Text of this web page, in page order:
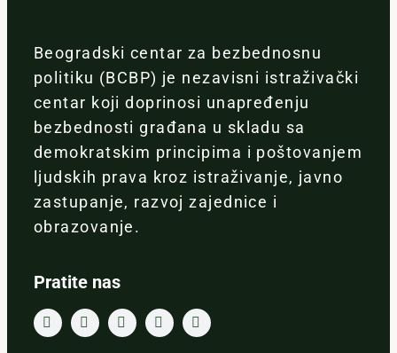
Beogradski centar za bezbednosnu
politiku (BCBP) je nezavisni istraživački
centar koji doprinosi unapređenju
bezbednosti građana u skladu sa
demokratskim principima i poštovanjem
ljudskih prava kroz istraživanje, javno
zastupanje, razvoj zajednice i
obrazovanje.
Pratite nas